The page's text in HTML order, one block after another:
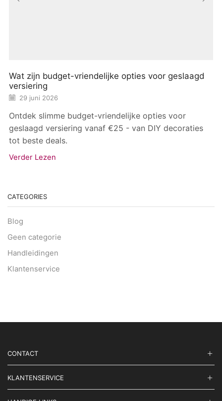
Wat zijn budget-vriendelijke opties voor geslaagd
versiering
29 juni 2026
Ontdek slimme budget-vriendelijke opties voor
geslaagd versiering vanaf €25 - van DIY decoraties
tot beste deals.
Verder Lezen
CATEGORIES
Blog
Geen categorie
Handleidingen
Klantenservice
CONTACT
KLANTENSERVICE